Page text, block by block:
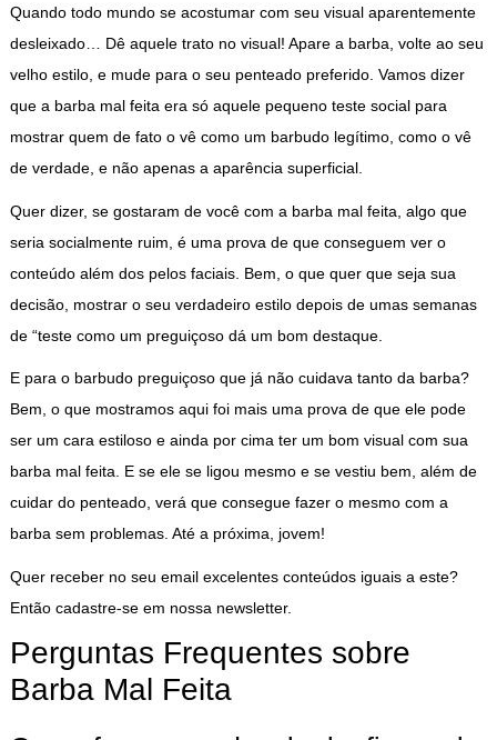
Quando todo mundo se acostumar com seu visual aparentemente
desleixado… Dê aquele trato no visual! Apare a barba, volte ao seu
velho estilo, e mude para o seu penteado preferido. Vamos dizer
que a barba mal feita era só aquele pequeno teste social para
mostrar quem de fato o vê como um barbudo legítimo, como o vê
de verdade, e não apenas a aparência superficial.
Quer dizer, se gostaram de você com a barba mal feita, algo que
seria socialmente ruim, é uma prova de que conseguem ver o
conteúdo além dos pelos faciais. Bem, o que quer que seja sua
decisão, mostrar o seu verdadeiro estilo depois de umas semanas
de “teste como um preguiçoso dá um bom destaque.
E para o barbudo preguiçoso que já não cuidava tanto da barba?
Bem, o que mostramos aqui foi mais uma prova de que ele pode
ser um cara estiloso e ainda por cima ter um bom visual com sua
barba mal feita. E se ele se ligou mesmo e se vestiu bem, além de
cuidar do penteado, verá que consegue fazer o mesmo com a
barba sem problemas. Até a próxima, jovem!
Quer receber no seu email excelentes conteúdos iguais a este?
Então cadastre-se em nossa newsletter.
Perguntas Frequentes sobre
Barba Mal Feita